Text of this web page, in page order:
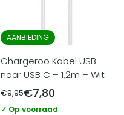
AANBIEDING
Chargeroo Kabel USB
naar USB C – 1,2m – Wit
€9,95€7,80
✓ Op voorraad